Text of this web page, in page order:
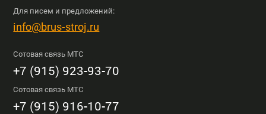
Для писем и предложений:
info@brus-stroj.ru
Сотовая связь МТС
+7 (915) 923-93-70
Сотовая связь МТС
+7 (915) 916-10-77